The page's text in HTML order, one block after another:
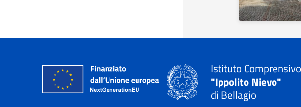
Istituto Comprensivo
"Ippolito Nievo"
di Bellagio